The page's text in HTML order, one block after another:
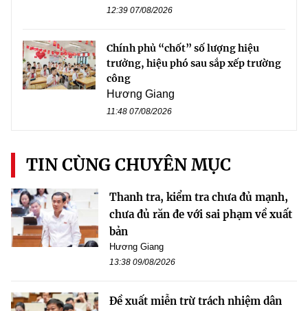
12:39 07/08/2026
Chính phủ “chốt” số lượng hiệu
trưởng, hiệu phó sau sắp xếp trường
công
Hương Giang
11:48 07/08/2026
TIN CÙNG CHUYÊN MỤC
Thanh tra, kiểm tra chưa đủ mạnh,
chưa đủ răn đe với sai phạm về xuất
bản
Hương Giang
13:38 09/08/2026
Đề xuất miễn trừ trách nhiệm dân